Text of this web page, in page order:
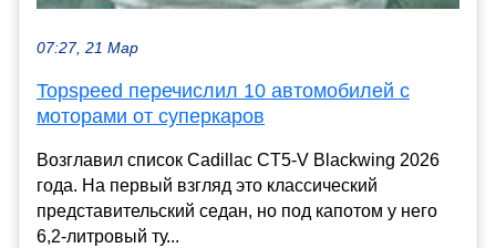
07:27, 21 Мар
Topspeed перечислил 10 автомобилей с
моторами от суперкаров
Возглавил список Cadillac CT5-V Blackwing 2026
года. На первый взгляд это классический
представительский седан, но под капотом у него
6,2-литровый ту...